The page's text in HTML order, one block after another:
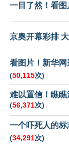
一目了然！看图
京奥开幕彩排
看图片！新华
(50,115次)
难以置信！瞧瞧
(56,371次)
一个吓死人的
(34,291次)